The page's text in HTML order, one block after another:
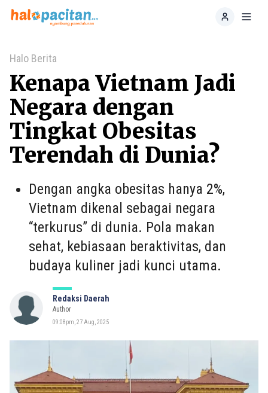
Home
Halo Berita
Kenapa Vietnam Jadi
Negara dengan
Tingkat Obesitas
Terendah di Dunia?
Dengan angka obesitas hanya 2%,
Vietnam dikenal sebagai negara
“terkurus” di dunia. Pola makan
sehat, kebiasaan beraktivitas, dan
budaya kuliner jadi kunci utama.
Redaksi Daerah
Author
09:08pm, 27 Aug, 2025